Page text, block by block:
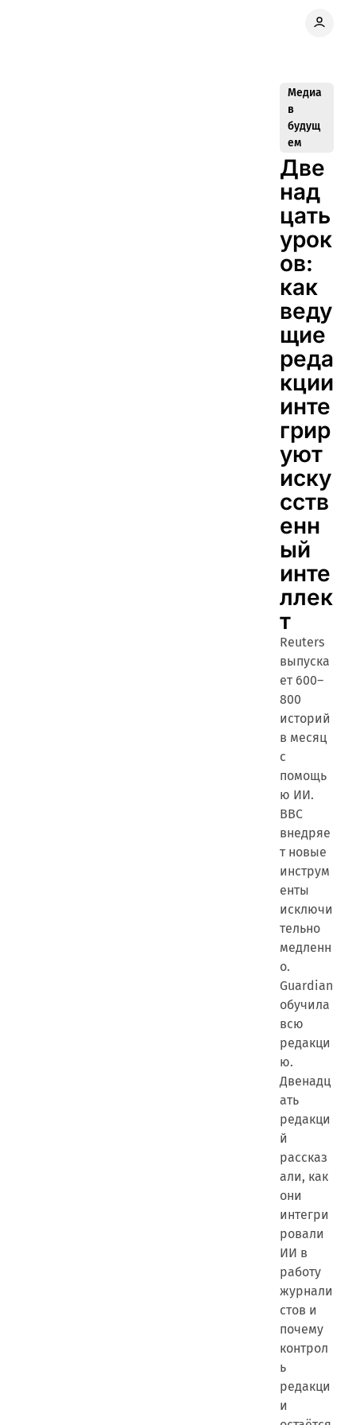
Медиа
в
будущ
ем
Две
над
цать
урок
ов:
как
веду
щие
реда
кции
инте
грир
уют
иску
сств
енн
ый
инте
ллек
т
Reuters
выпуска
ет 600–
800
историй
в месяц
с
помощь
ю ИИ.
BBC
внедряе
т новые
инструм
енты
исключи
тельно
медленн
о.
Guardian
обучила
всю
редакци
ю.
Двенадц
ать
редакци
й
рассказ
али, как
они
интегри
ровали
ИИ в
работу
журнали
стов и
почему
контрол
ь
редакци
и